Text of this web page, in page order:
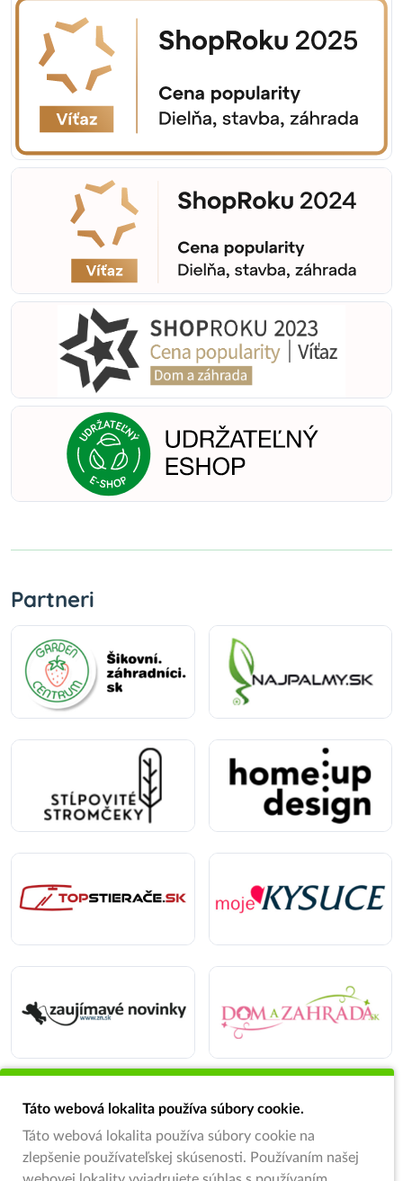
Partneri
Táto webová lokalita používa súbory cookie.
Táto webová lokalita používa súbory cookie na
zlepšenie používateľskej skúsenosti. Používaním našej